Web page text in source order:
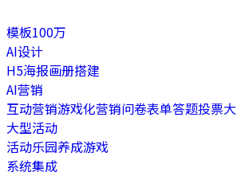
模板100万
AI设计
H5海报画册搭建
AI营销
互动营销游戏化营销问卷表单答题投票
大型活动
活动乐园养成游戏
系统集成